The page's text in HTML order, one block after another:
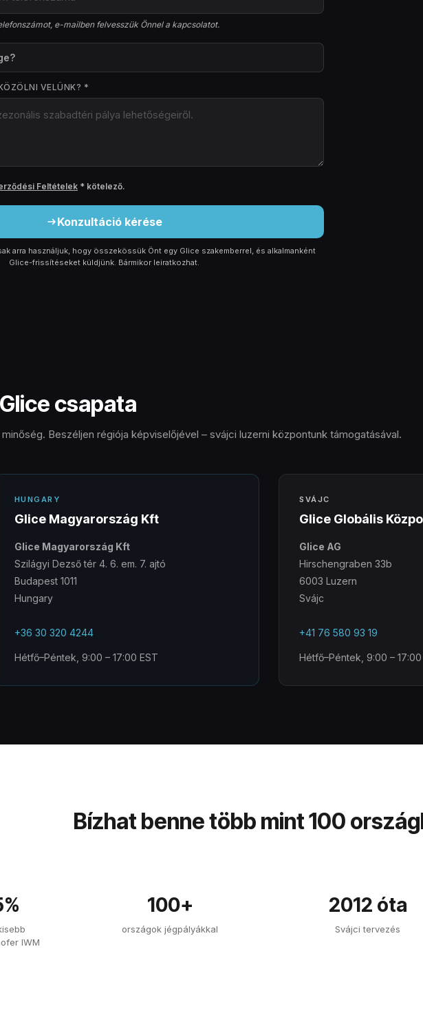
e-mailben felvesszük Önnel a kapcsolatot.
VELÜNK? *
Feltételek * kötelező.
Konzultáció kérése
arra használjuk, hogy összekössük Önt egy Glice szakemberrel, és alkalmanként
Glice-frissítéseket küldjünk. Bármikor leiratkozhat.
csapata
Beszéljen régiója képviselőjével – svájci luzerni központunk támogatásával.
HUNGARY
Glice Magyarország Kft
Glice Magyarország Kft
Szilágyi Dezső tér 4. 6. em. 7. ajtó
Budapest 1011
Hungary
+36 30 320 4244
Hétfő–Péntek, 9:00 – 17:00 EST
SVÁJC
Glice Globális
Glice AG
Hirschengraben 33b
6003 Luzern
Svájc
+41 76 580 93 19
Hétfő–Péntek, 9:00 –
Bízhat benne több mint 100
IWM
100+
országok jégpályákkal
2012 óta
Svájci tervezés